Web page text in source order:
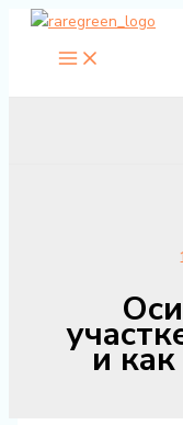
Перейти
содержимому
и